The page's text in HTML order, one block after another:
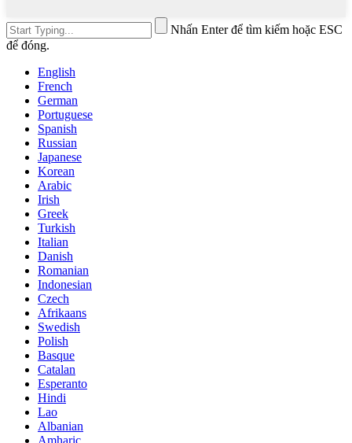
Nhấn Enter để tìm kiếm hoặc ESC
để đóng.
English
French
German
Portuguese
Spanish
Russian
Japanese
Korean
Arabic
Irish
Greek
Turkish
Italian
Danish
Romanian
Indonesian
Czech
Afrikaans
Swedish
Polish
Basque
Catalan
Esperanto
Hindi
Lao
Albanian
Amharic